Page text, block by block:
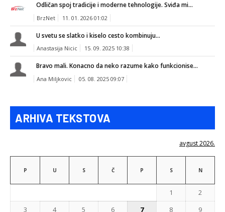
Odličan spoj tradicije i moderne tehnologije. Sviđa mi...
BrzNet 11. 01. 2026 01:02
U svetu se slatko i kiselo cesto kombinuju...
Anastasija Nicic 15. 09. 2025 10:38
Bravo mali. Konacno da neko razume kako funkcionise...
Ana Miljkovic 05. 08. 2025 09:07
ARHIVA TEKSTOVA
avgust 2026.
P U S Č P S N
1
2
3
4 5 6 7 8
9